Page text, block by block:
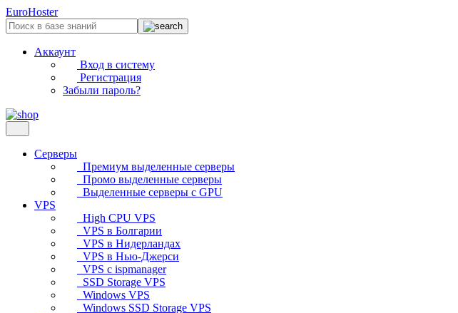
EuroHoster
Аккаунт
Вход в систему
Регистрация
Забыли пароль?
Серверы
Премиум выделенные серверы
Промо выделенные серверы
Выделенные серверы с GPU
VPS
High CPU VPS
VPS в Болгарии
VPS в Нидерландах
VPS в Нью-Джерси
VPS с ispmanager
SSD Storage VPS
Windows VPS
Windows SSD Storage VPS